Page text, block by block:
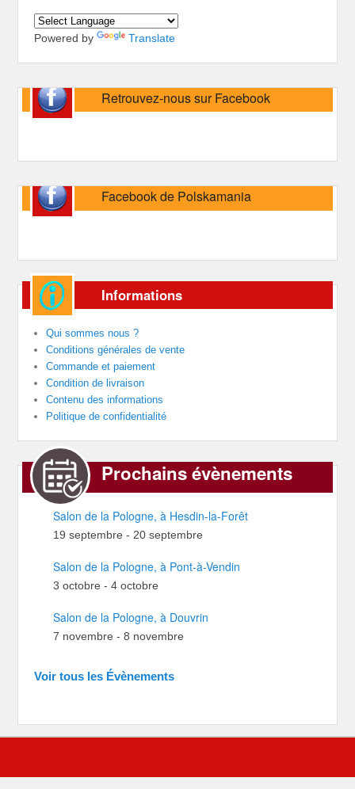
Powered by Translate
Retrouvez-nous sur Facebook
Facebook de Polskamania
Informations
Qui sommes nous ?
Conditions générales de vente
Commande et paiement
Condition de livraison
Contenu des informations
Politique de confidentialité
Prochains évènements
Salon de la Pologne, à Hesdin-la-Forêt
19 septembre - 20 septembre
Salon de la Pologne, à Pont-à-Vendin
3 octobre -4 octobre
Salon de la Pologne, à Douvrin
7 novembre -8 novembre
Voir tous les Évènements